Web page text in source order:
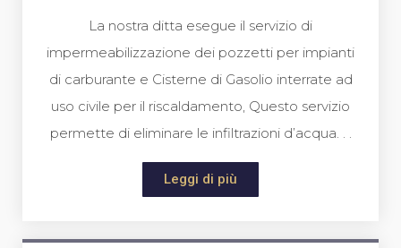
La nostra ditta esegue il servizio di
impermeabilizzazione dei pozzetti per impianti
di carburante e Cisterne di Gasolio interrate ad
uso civile per il riscaldamento, Questo servizio
permette di eliminare le infiltrazioni d’acqua. . .
Leggi di più